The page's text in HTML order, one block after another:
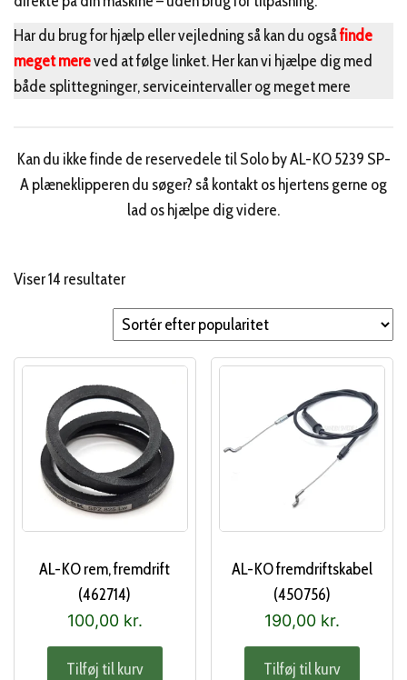
Har du brug for hjælp eller vejledning så kan du ogsåfinde
meget mereved at følge linket. Her kan vi hjælpe dig med
både splittegninger, serviceintervaller og meget mere
Kan du ikke finde de reservedele til Solo by AL-KO 5239 SP-
A plæneklipperen du søger? så kontakt os hjertens gerne og
lad os hjælpe dig videre.
Viser 14 resultaterSorteret
efter
popularitet
AL-KO rem, fremdrift
(462714)
100,00 kr.
Tilføj til kurv
AL-KO fremdriftskabel
(450756)
190,00 kr.
Tilføj til kurv